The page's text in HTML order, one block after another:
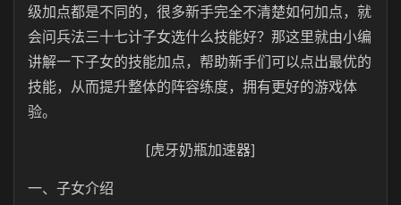
级加点都是不同的，很多新手完全不清楚如何加点，就
会问兵法三十七计子女选什么技能好？那这里就由小编
讲解一下子女的技能加点，帮助新手们可以点出最优的
技能，从而提升整体的阵容练度，拥有更好的游戏体
验。
[虎牙奶瓶加速器]
一、子女介绍